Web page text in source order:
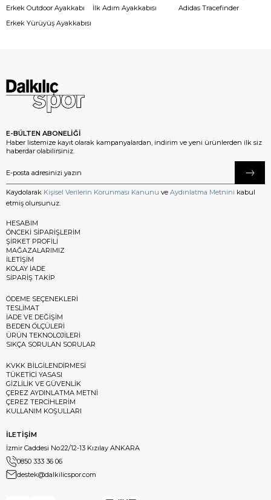
Erkek Outdoor Ayakkabı
Erkek Yürüyüş Ayakkabısı
İlk Adım Ayakkabısı
Adidas Tracefinder
E-BÜLTEN ABONELİĞİ
Haber listemize kayıt olarak kampanyalardan, indirim ve yeni ürünlerden ilk siz
haberdar olabilirsiniz.
Kaydolarak Kişisel Verilerin Korunması Kanunu ve Aydınlatma Metnini kabul
etmiş olursunuz.
HESABIM
ÖNCEKİ SİPARİŞLERİM
ŞİRKET PROFİLİ
MAĞAZALARIMIZ
İLETİŞİM
KOLAY İADE
SİPARİŞ TAKİP
ÖDEME SEÇENEKLERİ
TESLİMAT
İADE VE DEĞİŞİM
BEDEN ÖLÇÜLERİ
ÜRÜN TEKNOLOJİLERİ
SIKÇA SORULAN SORULAR
KVKK BİLGİLENDİRMESİ
TÜKETİCİ YASASI
GİZLİLİK VE GÜVENLİK
ÇEREZ AYDINLATMA METNİ
ÇEREZ TERCİHLERİM
KULLANIM KOŞULLARI
İLETİŞİM
İzmir Caddesi No:22/12-13 Kızılay ANKARA
0850 333 36 06
destek@dalkilicspor.com